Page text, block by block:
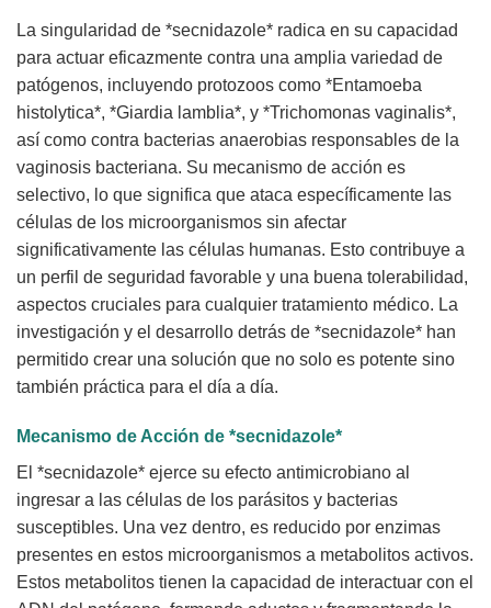
La singularidad de *secnidazole* radica en su capacidad
para actuar eficazmente contra una amplia variedad de
patógenos, incluyendo protozoos como *Entamoeba
histolytica*, *Giardia lamblia*, y *Trichomonas vaginalis*,
así como contra bacterias anaerobias responsables de la
vaginosis bacteriana. Su mecanismo de acción es
selectivo, lo que significa que ataca específicamente las
células de los microorganismos sin afectar
significativamente las células humanas. Esto contribuye a
un perfil de seguridad favorable y una buena tolerabilidad,
aspectos cruciales para cualquier tratamiento médico. La
investigación y el desarrollo detrás de *secnidazole* han
permitido crear una solución que no solo es potente sino
también práctica para el día a día.
Mecanismo de Acción de *secnidazole*
El *secnidazole* ejerce su efecto antimicrobiano al
ingresar a las células de los parásitos y bacterias
susceptibles. Una vez dentro, es reducido por enzimas
presentes en estos microorganismos a metabolitos activos.
Estos metabolitos tienen la capacidad de interactuar con el